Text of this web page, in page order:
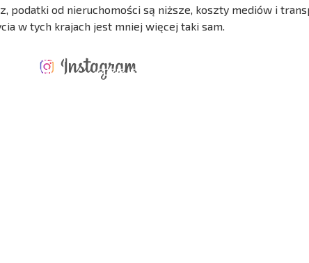
podatki od nieruchomości są niższe, koszty mediów i
w tych krajach jest mniej więcej taki sam.
ROCZNE KOSZTY
UTRZYMANIA
GDZIE JEST 6%